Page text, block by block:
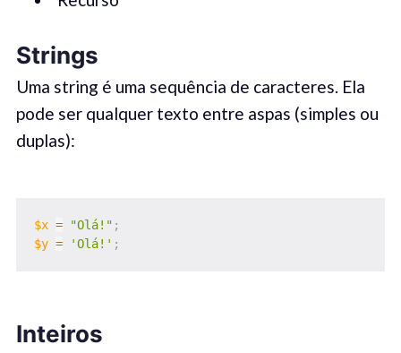
Strings
Uma string é uma sequência de caracteres. Ela
pode ser qualquer texto entre aspas (simples ou
duplas):
$x = "Olá!" ;
$y = 'Olá!' ;
Inteiros